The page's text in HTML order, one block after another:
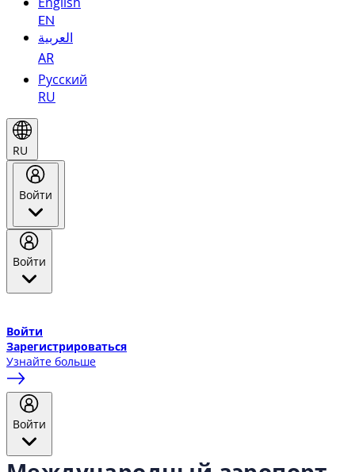
EN
العربية
AR
Русский
RU
RU
Войти
Войти
Войти
Зарегистрироваться
Узнайте больше
Войти